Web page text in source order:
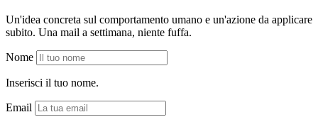
Un'idea concreta sul comportamento umano e un'azione da applicare
subito. Una mail a settimana, niente fuffa.
Nome
Inserisci il tuo nome.
Email